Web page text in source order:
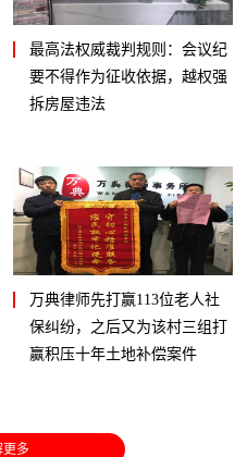
最高法权威裁判规则：会议纪
要不得作为征收依据，越权强
拆房屋违法
万典律师先打赢113位老人社
保纠纷，之后又为该村三组打
赢积压十年土地补偿案件
更多